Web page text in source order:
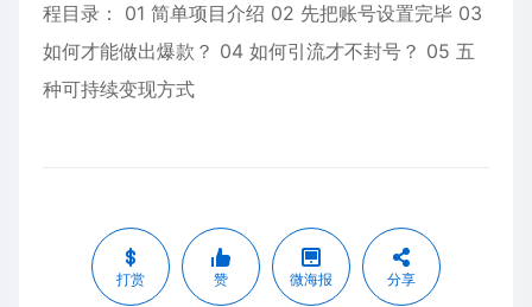
程目录： 01 简单项目介绍 02 先把账号设置完毕 03
如何才能做出爆款？ 04 如何引流才不封号？ 05 五
种可持续变现方式
打赏 赞 微海报 分享